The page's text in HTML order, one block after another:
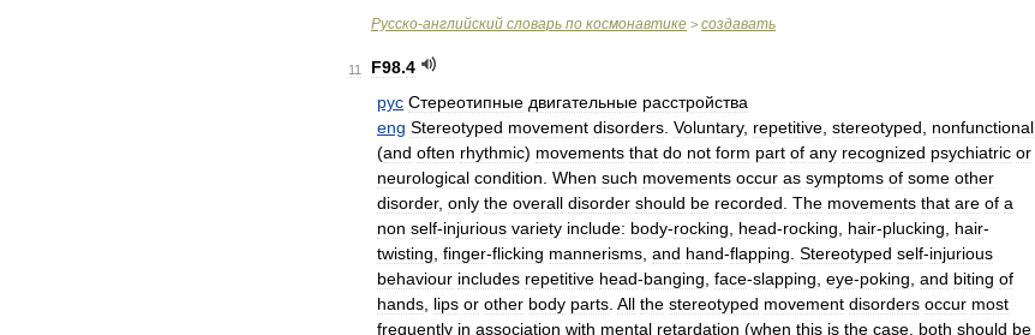
Русско-английский словарь по космонавтике > создавать
11 F98.4
рус Стереотипные двигательные расстройства
eng Stereotyped movement disorders Voluntary, repetitive stereotyped
nonfunctional
(and often rhythmic) movements that do not form part of any recognized psychiatric or
neurological condition When such movements occur as symptoms of some other
disorder, only the overall disorder should be recorded The movements that are of a
non self-injurious variety include: body-rocking head-rocking hair-plucking hair-
twisting finger-flicking mannerisms and hand-flapping Stereotyped self-injurious
behaviour includes repetitive head-banging face-slapping eye-poking and biting of
hands lips or other body parts All the stereotyped movement disorders occur most
frequently in association with mental retardation (when this is the case both should be